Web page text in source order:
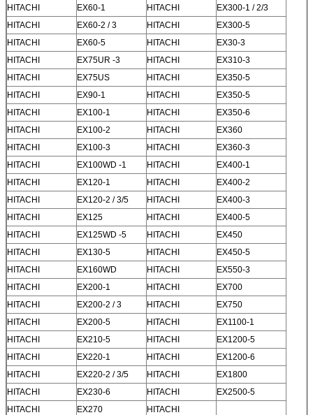
HITACHI
EX60-1 HITACHI
EX300-1 / 2/3
HITACHI
EX60-2 / 3 HITACHI
EX300-5
HITACHI
EX60-5 HITACHI
EX30-3
HITACHI
EX75UR -3 HITACHI
EX310-3
HITACHI
EX75US HITACHI
EX350-5
HITACHI
EX90-1 HITACHI
EX350-5
HITACHI
EX100-1 HITACHI
EX350-6
HITACHI
EX100-2 HITACHI
EX360
HITACHI
EX100-3 HITACHI
EX360-3
HITACHI
EX100WD -1 HITACHI
EX400-1
HITACHI
EX120-1 HITACHI
EX400-2
HITACHI
EX120-2 / 3/5 HITACHI
EX400-3
HITACHI
EX125 HITACHI
EX400-5
HITACHI
EX125WD -5 HITACHI
EX450
HITACHI
EX130-5 HITACHI
EX450-5
HITACHI
EX160WD HITACHI
EX550-3
HITACHI
EX200-1 HITACHI
EX700
HITACHI
EX200-2 / 3 HITACHI
EX750
HITACHI
EX200-5 HITACHI
EX1100-1
HITACHI
EX210-5 HITACHI
EX1200-5
HITACHI
EX220-1 HITACHI
EX1200-6
HITACHI
EX220-2 / 3/5 HITACHI
EX1800
HITACHI
EX230-6 HITACHI
EX2500-5
HITACHI
EX270 HITACHI